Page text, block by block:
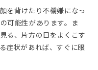
を背けたり不機嫌になっ
可能性があります。ま
る、片方の目をよくこす
症状があれば、すぐに眼